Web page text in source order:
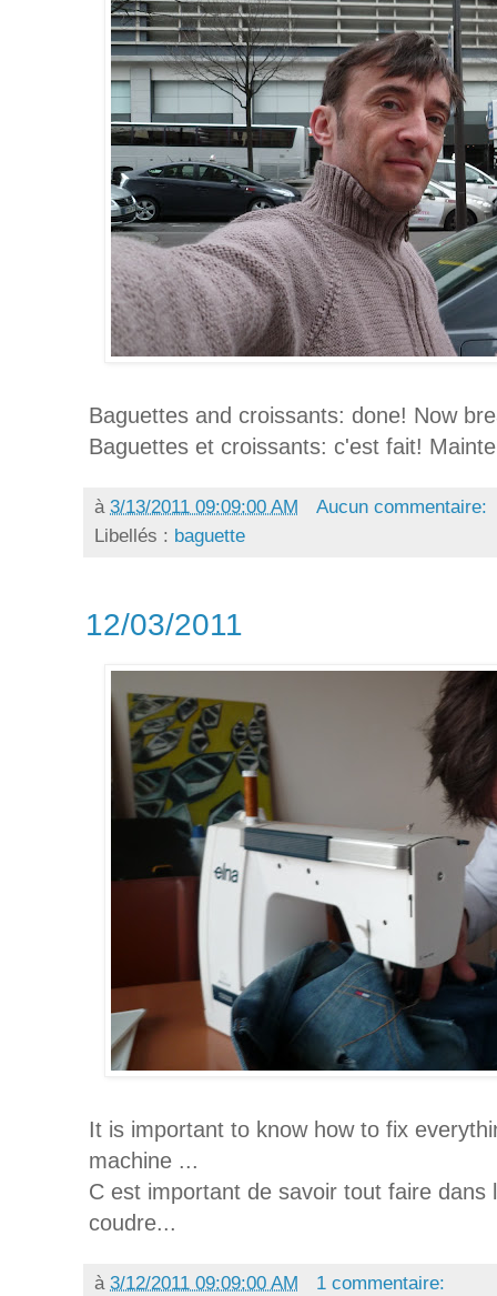
Baguettes and croissants: done! Now
Baguettes et croissants: c'est fait!
à 3/13/2011 09:09:00 AM
Aucun commentaire:
Libellés : baguette
12/03/2011
It is important to know how to fix
machine ...
C est important de savoir tout faire dans
coudre...
à 3/12/2011 09:09:00 AM 1 commentaire: